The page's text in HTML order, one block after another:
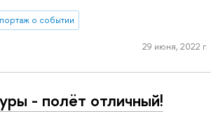
о событии
29 июня, 2022 г.
- полёт отличный!